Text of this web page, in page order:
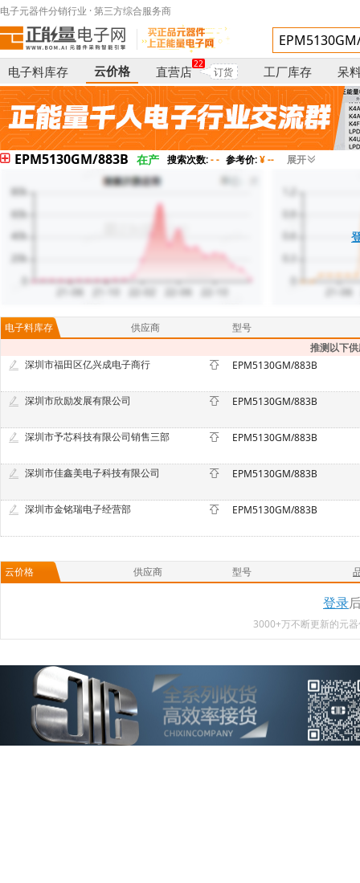
电子元器件分销行业 · 第三方综合服务商
电子料库存 云价格 直营店
22
订货 工厂库存 呆
EPM5130GM/883B 在产 搜索次数:- - 参考价:¥ -- 展开
电子料库存 供应商
型号
推测以下
深圳市福田区亿兴成电子商行
EPM5130GM/883B
深圳市欣励发展有限公司 EPM5130GM/883B
深圳市予芯科技有限公司销售三部 EPM5130GM/883B
深圳市佳鑫美电子科技有限公司 EPM5130GM/883B
深圳市金铭瑞电子经营部 EPM5130GM/883B
云价格 供应商 型号
登录
3000+万不断更新的元